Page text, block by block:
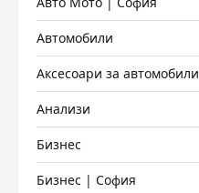
Автомобили
Аксесоари за автомобили
Анализи
Бизнес
Бизнес | София